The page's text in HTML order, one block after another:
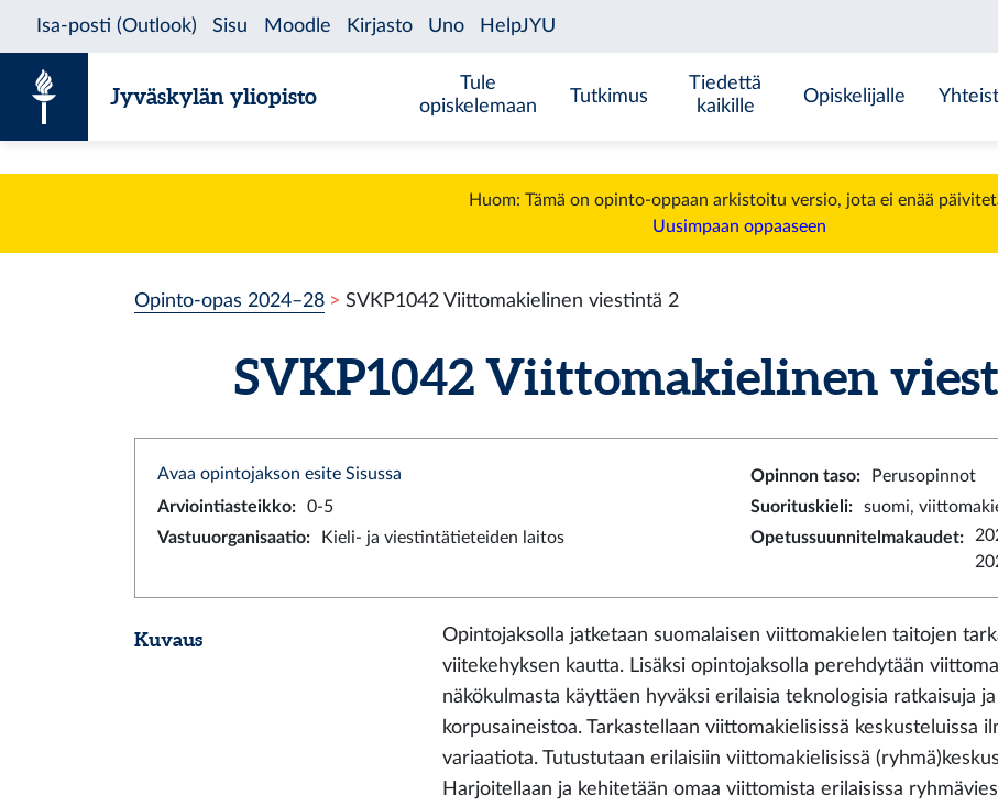
Jyväskylän yliopisto
Tule
opiskelemaan
Tutkimus
Tiedettä
kaikille
Opiskelijalle
Huom: Tämä on opinto-oppaan arkistoitu versio, jota ei enää
Uusimpaan oppaaseen
Opinto-opas 2024–28 SVKP1042 Viittomakielinen viestintä 2
SVKP1042 Viittomakielinen
Avaa opintojakson esite Sisussa Opinnon taso:
Perusopinnot
Arviointiasteikko: 0-5 Suorituskieli:
suomi,
Vastuuorganisaatio: Kieli- ja viestintätieteiden laitos Opetussuunnitelmakaudet:
Kuvaus
Opintojaksolla jatketaan suomalaisen viittomakielen taitojen
viitekehyksen kautta. Lisäksi opintojaksolla perehdytään
näkökulmasta käyttäen hyväksi erilaisia teknologisia ratkaisuja
korpusaineistoa. Tarkastellaan viittomakielisissä keskusteluissa
variaatiota. Tutustutaan erilaisiin viittomakielisissä
Harjoitellaan ja kehitetään omaa viittomista erilaisissa